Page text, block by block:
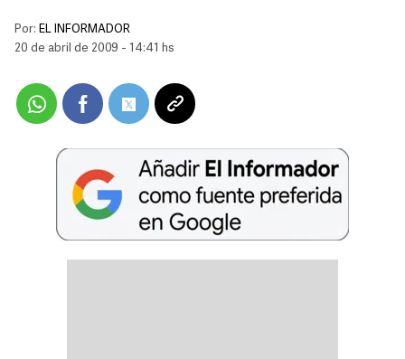
Por: EL INFORMADOR
20 de abril de 2009 - 14:41 hs